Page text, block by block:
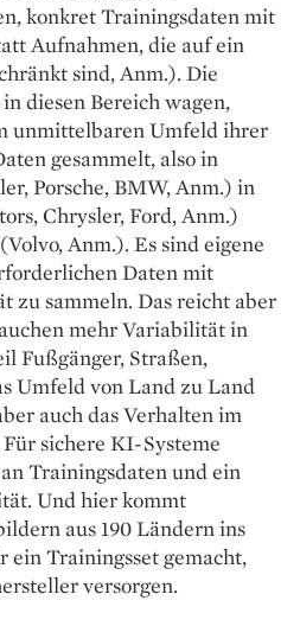
konkret Trainingsdaten mit
Aufnahmen, die auf ein
sind, Anm.). Die
diesen Bereich wagen,
unmittelbaren Umfeld ihrer
gesammelt, also in
Porsche, BMW, Anm.) in
Chrysler, Ford, Anm.)
Anm.). Es sind eigene
Daten mit
zu sammeln. Das reicht aber
mehr Variabilität in
Fußgänger, Straßen,
Umfeld von Land zu Land
auch das Verhalten im
sichere KI-Systeme
Trainingsdaten und ein
Und hier kommt
aus 190 Ländern ins
ein Trainingsset gemacht,
versorgen.